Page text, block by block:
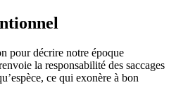
pour décrire notre époque
la responsabilité des saccages
ce qui exonère à bon